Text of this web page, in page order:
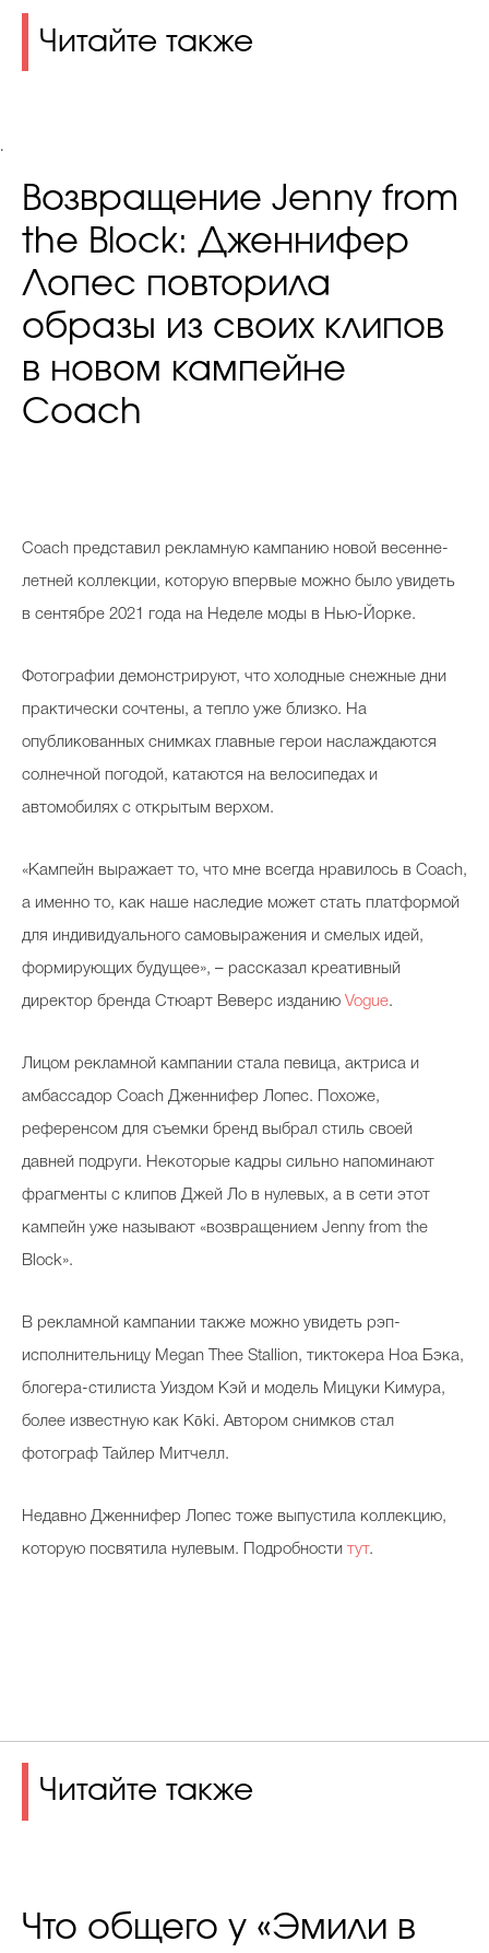
Читайте также
.
Возвращение Jenny from
the Block: Дженнифер
Лопес повторила
образы из своих клипов
в новом кампейне
Coach
Coach представил рекламную кампанию новой весенне-
летней коллекции, которую впервые можно было увидеть
в сентябре 2021 года на Неделе моды в Нью-Йорке.
Фотографии демонстрируют, что холодные снежные дни
практически сочтены, а тепло уже близко. На
опубликованных снимках главные герои наслаждаются
солнечной погодой, катаются на велосипедах и
автомобилях с открытым верхом.
«Кампейн выражает то, что мне всегда нравилось в Coach,
а именно то, как наше наследие может стать платформой
для индивидуального самовыражения и смелых идей,
формирующих будущее», – рассказал креативный
директор бренда Стюарт Веверс изданию Vogue.
Лицом рекламной кампании стала певица, актриса и
амбассадор Coach Дженнифер Лопес. Похоже,
референсом для съемки бренд выбрал стиль своей
давней подруги. Некоторые кадры сильно напоминают
фрагменты с клипов Джей Ло в нулевых, а в сети этот
кампейн уже называют «возвращением Jenny from the
Block».
В рекламной кампании также можно увидеть рэп-
исполнительницу Megan Thee Stallion, тиктокера Ноа Бэка,
блогера-стилиста Уиздом Кэй и модель Мицуки Кимура,
более известную как Kōki. Автором снимков стал
фотограф Тайлер Митчелл.
Недавно Дженнифер Лопес тоже выпустила коллекцию,
которую посвятила нулевым. Подробности тут.
Читайте также
Что общего у «Эмили в